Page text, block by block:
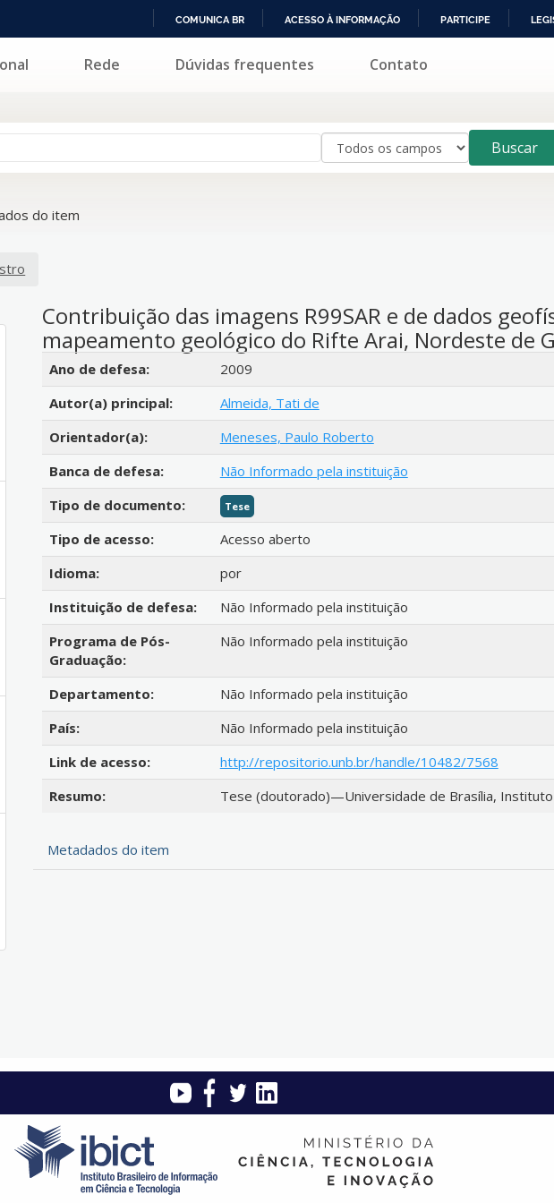
PARA
COMUNICA BR ACESSO À INFORMAÇÃO PARTICIPE
Rede Dúvidas frequentes Contato
Buscar
do item
Contribuição das imagens R99SAR e de dados
mapeamento geológico do Rifte Arai, Nordeste de
Detalhes bibliográficos
Ano de defesa:
2009
Autor(a) principal:
Almeida, Tati de
Orientador(a):
Meneses, Paulo Roberto
Banca de defesa:
Não Informado pela instituição
Tipo de documento:
Tese
Tipo de acesso:
Acesso aberto
Idioma:
por
Instituição de defesa:
Não Informado pela instituição
Programa de Pós-
Graduação:
Não Informado pela instituição
Departamento:
Não Informado pela instituição
País:
Não Informado pela instituição
Link de acesso:
http://repositorio.unb.br/handle/10482/7568
Resumo:
Tese (doutorado)—Universidade de Brasília, Instituto
Metadados do item